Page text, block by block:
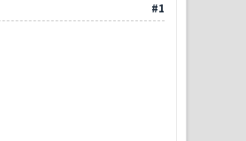
#1